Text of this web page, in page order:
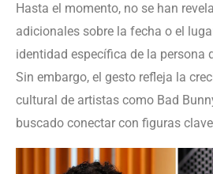
Hasta el momento, no se han
adicionales sobre la fecha o el
identidad específica de la persona
Sin embargo, el gesto refleja la
cultural de artistas como Bad
buscado conectar con figuras